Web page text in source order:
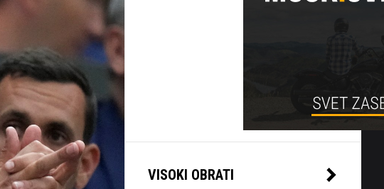
VISOKI OBRATI